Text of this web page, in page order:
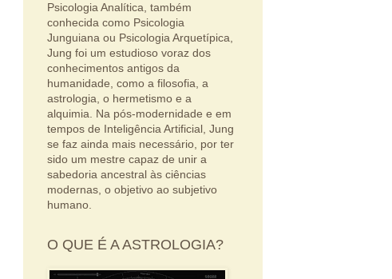
Psicologia Analítica, também
conhecida como Psicologia
Junguiana ou Psicologia Arquetípica,
Jung foi um estudioso voraz dos
conhecimentos antigos da
humanidade, como a filosofia, a
astrologia, o hermetismo e a
alquimia. Na pós-modernidade e em
tempos de Inteligência Artificial, Jung
se faz ainda mais necessário, por ter
sido um mestre capaz de unir a
sabedoria ancestral às ciências
modernas, o objetivo ao subjetivo
humano.
O QUE É A ASTROLOGIA?